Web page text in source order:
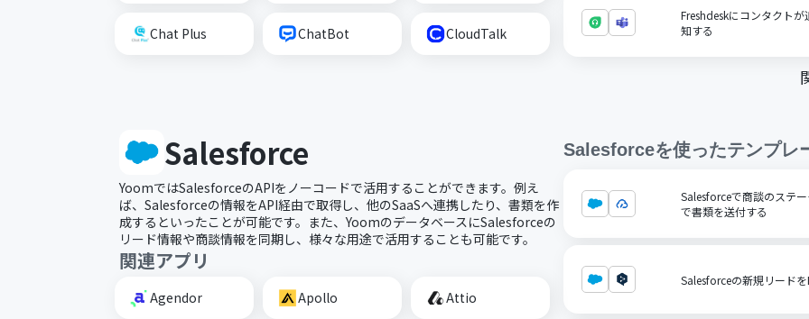
Chat Plus ChatBot CloudTalk
Freshdeskにコンタクト
知する
Salesforce
YoomではSalesforceのAPIをノーコードで活用することができます。例え
ば、Salesforceの情報をAPI経由で取得し、他のSaaSへ連携したり、書類を作
成するといったことが可能です。また、YoomのデータベースにSalesforceの
リード情報や商談情報を同期し、様々な用途で活用することも可能です。
関連アプリ
Agendor Apollo Attio
Salesforceを使ったテンプレ
Salesforceで商談のステ
で書類を送付する
Salesforceの新規リード